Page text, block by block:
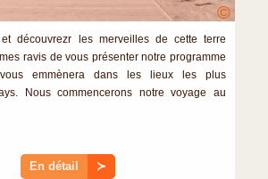
©
découvrezr les merveilles de cette terre
ravis de vous présenter notre programme
emmènera dans les lieux les plus
Nous commencerons notre voyage au
En détail ≻